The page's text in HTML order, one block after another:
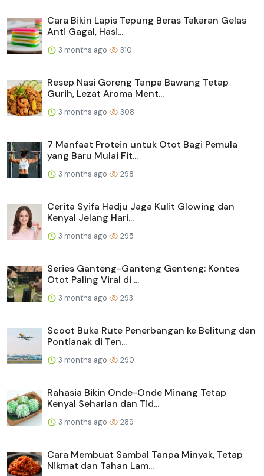
Cara Bikin Lapis Tepung Beras Takaran Gelas
Anti Gagal, Hasi...
3 months ago 310
Resep Nasi Goreng Tanpa Bawang Tetap
Gurih, Lezat Aroma Ment...
3 months ago 308
7 Manfaat Protein untuk Otot Bagi Pemula
yang Baru Mulai Fit...
3 months ago 298
Cerita Syifa Hadju Jaga Kulit Glowing dan
Kenyal Jelang Hari...
3 months ago 295
Series Ganteng-Ganteng Genteng: Kontes
Otot Paling Viral di ...
3 months ago 293
Scoot Buka Rute Penerbangan ke Belitung dan
Pontianak di Ten...
3 months ago 290
Rahasia Bikin Onde-Onde Minang Tetap
Kenyal Seharian dan Tid...
3 months ago 289
Cara Membuat Sambal Tanpa Minyak, Tetap
Nikmat dan Tahan Lam...